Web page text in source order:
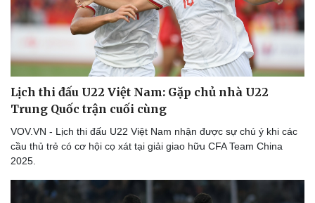
Thể thao
Bóng đá
Lịch thi đấu bóng đá
Thế giới thể thao
eSports
Hậu trường
Ô tô - Xe máy
Xe máy
Tư vấn
Lịch thi đấu U22 Việt Nam: Gặp chủ nhà U22
Trung Quốc trận cuối cùng
VOV.VN - Lịch thi đấu U22 Việt Nam nhận được sự chú ý khi các
cầu thủ trẻ có cơ hội cọ xát tại giải giao hữu CFA Team China
2025.